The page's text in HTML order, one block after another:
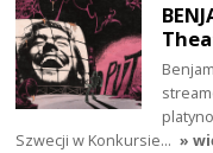
Szwecji w Konkursie… »